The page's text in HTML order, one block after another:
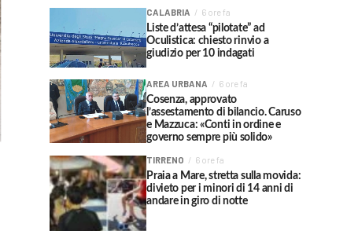
CALABRIA 6 ore fa
Liste d’attesa “pilotate” ad
Oculistica: chiesto rinvio a
giudizio per 10 indagati
AREA URBANA 6 ore fa
Cosenza, approvato
l’assestamento di bilancio. Caruso
e Mazzuca: «Conti in ordine e
governo sempre più solido»
TIRRENO 6 ore fa
Praia a Mare, stretta sulla movida:
divieto per i minori di 14 anni di
andare in giro di notte